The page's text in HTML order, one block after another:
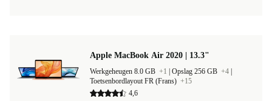
Apple MacBook Air 2020 | 13.3"
Werkgeheugen 8.0 GB +1 Opslag 256 GB +4
Toetsenbordlayout FR (Frans) +15
4,6